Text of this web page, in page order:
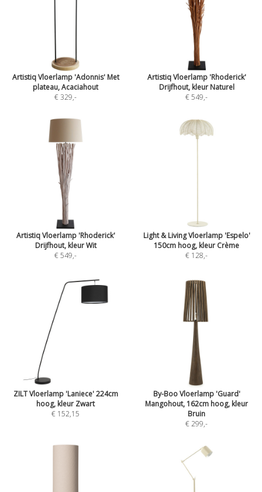
Artistiq Vloerlamp 'Adonnis' Met
plateau, Acaciahout
€ 329,-
Artistiq Vloerlamp 'Rhoderick'
Drijfhout, kleur Naturel
€ 549,-
Artistiq Vloerlamp 'Rhoderick'
Drijfhout, kleur Wit
€ 549,-
Light & Living Vloerlamp 'Espelo'
150cm hoog, kleur Crème
€ 128,-
ZILT Vloerlamp 'Laniece' 224cm
hoog, kleur Zwart
€ 152,15
By-Boo Vloerlamp 'Guard'
Mangohout, 162cm hoog, kleur
Bruin
€ 299,-